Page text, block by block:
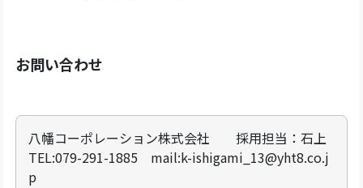
お問い合わせ
八幡コーポレーション株式会社 採用担当：石上
TEL:079-291-1885 mail:k-ishigami_13@yht8.co.j
p